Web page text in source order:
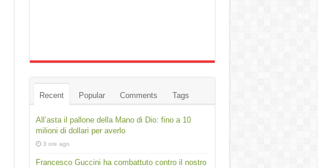
Recent Popular Comments Tags
All’asta il pallone della Mano di Dio: fino a 10
milioni di dollari per averlo
3 ore ago
Francesco Guccini ha combattuto contro il nostro